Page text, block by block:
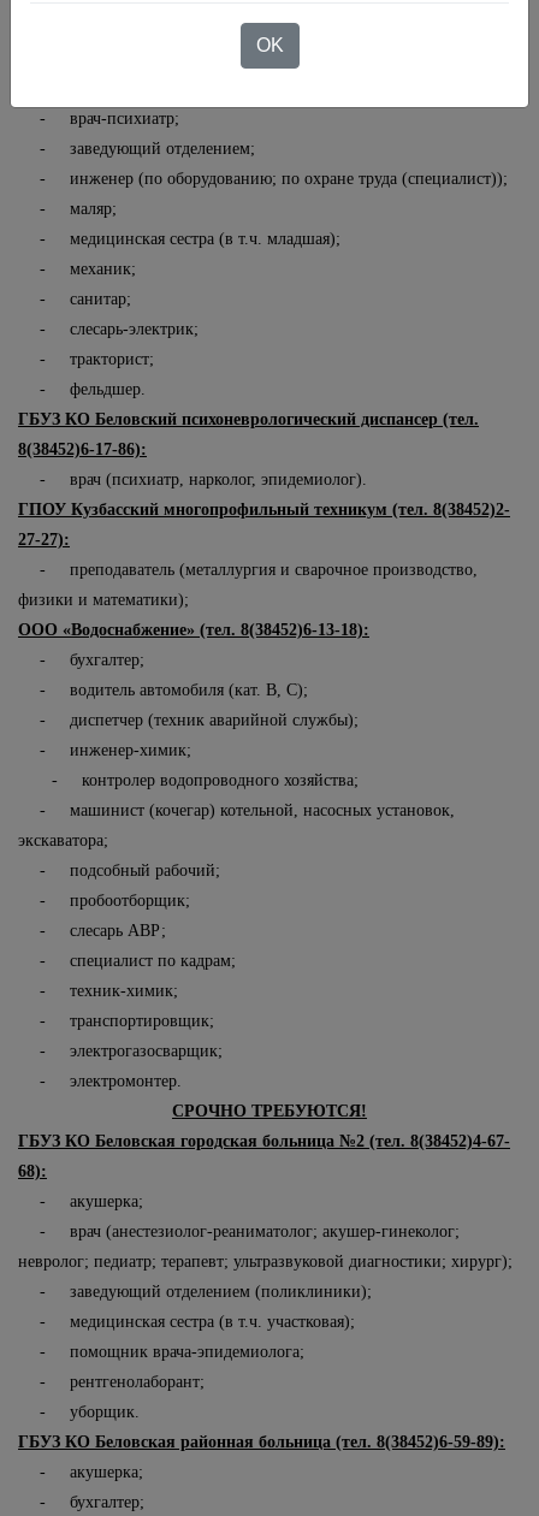
ГБУ КО Инской психоневрологический интернат (тел.
- врач-психиатр;
- заведующий отделением;
- инженер (по оборудованию; по охране труда (специалист));
- маляр;
- медицинская сестра (в т.ч. младшая);
- механик;
- санитар;
- слесарь-электрик;
- тракторист;
- фельдшер.
ГБУЗ КО Беловский психоневрологический диспансер (тел.
8(38452)6-17-86):
- врач (психиатр, нарколог, эпидемиолог).
ГПОУ Кузбасский многопрофильный техникум (тел. 8(38452)2-
27-27):
- преподаватель (металлургия и сварочное производство,
физики и математики);
ООО «Водоснабжение» (тел. 8(38452)6-13-18):
- бухгалтер;
- водитель автомобиля (кат. В, С);
- диспетчер (техник аварийной службы);
- инженер-химик;
- контролер водопроводного хозяйства;
- машинист (кочегар) котельной, насосных установок,
экскаватора;
- подсобный рабочий;
- пробоотборщик;
- слесарь АВР;
- специалист по кадрам;
- техник-химик;
- транспортировщик;
- электрогазосварщик;
- электромонтер.
СРОЧНО ТРЕБУЮТСЯ!
ГБУЗ КО Беловская городская больница №2 (тел. 8(38452)4-67-
68):
- акушерка;
- врач (анестезиолог-реаниматолог; акушер-гинеколог;
невролог; педиатр; терапевт; ультразвуковой диагностики; хирург);
- заведующий отделением (поликлиники);
- медицинская сестра (в т.ч. участковая);
- помощник врача-эпидемиолога;
- рентгенолаборант;
- уборщик.
ГБУЗ КО Беловская районная больница (тел. 8(38452)6-59-89):
- акушерка;
- бухгалтер;
OK